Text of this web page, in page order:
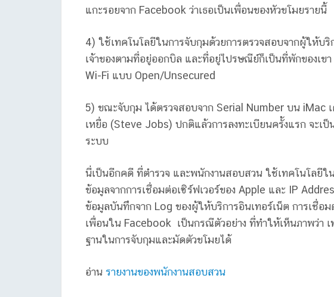
แกะรอยจาก Facebook ว่าเธอเป็นเพื่อนของหัวขโมยรายนี้
4) ใช้เทคโนโลยีในการจับกุมด้วยการตรวจสอบจากผู้ให้บ
เจ้าของตามที่อยู่ออกบิล และที่อยู่ไปรษณีย์ก็เป็นที่พักของเ
Wi-Fi แบบ Open/Unsecured
5) ขณะจับกุม ได้ตรวจสอบจาก Serial Number บน iMac เ
เหยื่อ (Steve Jobs) ปกติแล้วการลงทะเบียนครั้งแรก จะเป็
ระบบ
นี่เป็นอีกคดี ที่ตำรวจ และพนักงานสอบสวน ใช้เทคโนโลยีใ
ข้อมูลจากการเชื่อมต่อเซิร์ฟเวอร์ของ Apple และ IP
ข้อมูลบันทึกจาก Log ของผู้ให้บริการอินเทอร์เน็ต การเชื่อ
เพื่อนใน Facebook เป็นกรณีตัวอย่าง ที่ทำให้เห็นภาพว่า
ฐานในการจับกุมและมัดตัวขโมยได้
อ่าน รายงานของพนักงานสอบสวน